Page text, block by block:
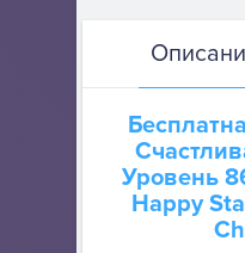
Уровень
Happy